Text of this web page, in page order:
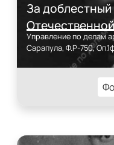
За доблестный
Отечественной
Ветеран труда.
Управление по делам
Сарапула, Ф.Р-750,